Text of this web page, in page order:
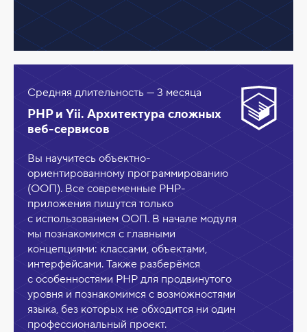
Средняя длительность — 3 месяца
PHP и Yii. Архитектура сложных
веб-сервисов
Вы научитесь объектно-
ориентированному программированию
(ООП). Все современные PHP-
приложения пишутся только
с использованием ООП. В начале модуля
мы познакомимся с главными
концепциями: классами, объектами,
интерфейсами. Также разберёмся
с особенностями PHP для продвинутого
уровня и познакомимся с возможностями
языка, без которых не обходится ни один
профессиональный проект.